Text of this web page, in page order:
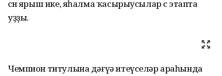
өсөн ярыш ике, яһалма ҡасырыусылар өс этапта
уҙҙы.
Чемпион титулына дәғүә итеүселәр араһында